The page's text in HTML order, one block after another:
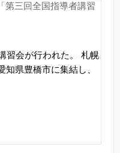
第三回全国指導者講習
習会が行われた。 札幌
県豊橋市に集結し、